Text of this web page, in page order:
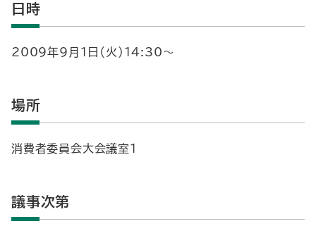
日時
2009年9月1日（火）14:30～
場所
消費者委員会大会議室1
議事次第